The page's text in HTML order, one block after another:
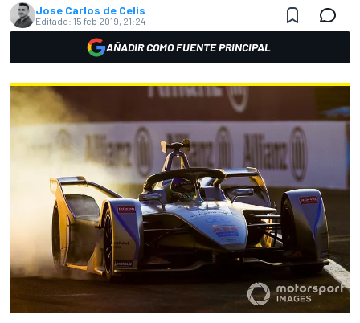
Jose Carlos de Celis
Editado: 15 feb 2019, 21:24
AÑADIR COMO FUENTE PRINCIPAL